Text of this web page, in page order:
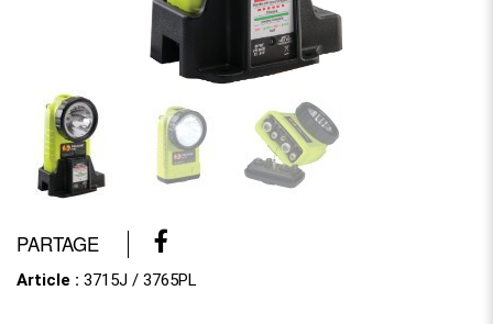
PARTAGE
Article : 3715J / 3765PL